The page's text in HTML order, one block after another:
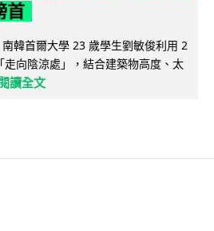
首
南韓首爾大學 23 歲學生劉敏俊利用 2
向陰涼處」，結合建築物高度、太
閱讀全文